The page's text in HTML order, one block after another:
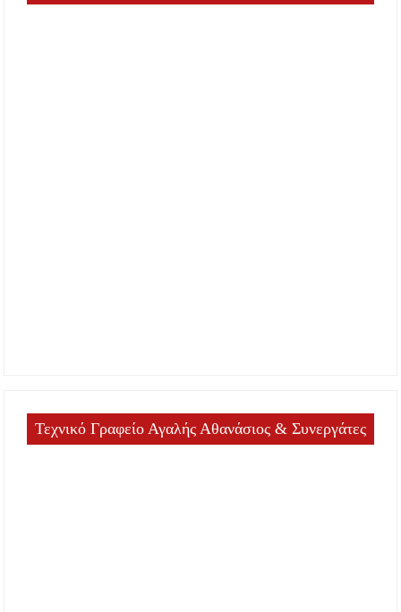
Τεχνικό Γραφείο Αγαλής Αθανάσιος & Συνεργάτες